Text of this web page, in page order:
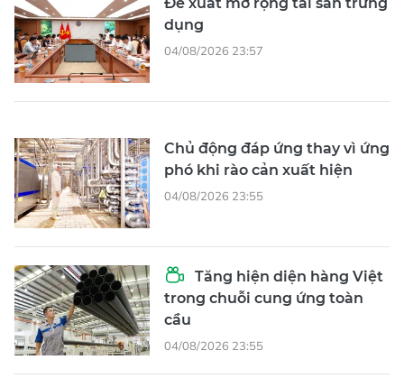
dụng
04/08/2026 23:57
Chủ động đáp ứng thay vì ứng
phó khi rào cản xuất hiện
04/08/2026 23:55
Tăng hiện diện hàng Việt
trong chuỗi cung ứng toàn
cầu
04/08/2026 23:55